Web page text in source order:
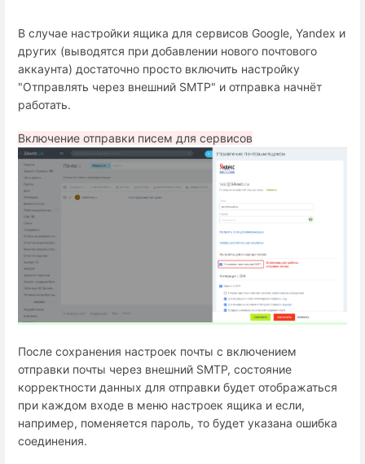
В случае настройки ящика для сервисов Google, Yandex и
других (выводятся при добавлении нового почтового
аккаунта) достаточно просто включить настройку
"Отправлять через внешний SMTP" и отправка начнёт
работать.
Включение отправки писем для сервисов
После сохранения настроек почты с включением
отправки почты через внешний SMTP, состояние
корректности данных для отправки будет отображаться
при каждом входе в меню настроек ящика и если,
например, поменяется пароль, то будет указана ошибка
соединения.